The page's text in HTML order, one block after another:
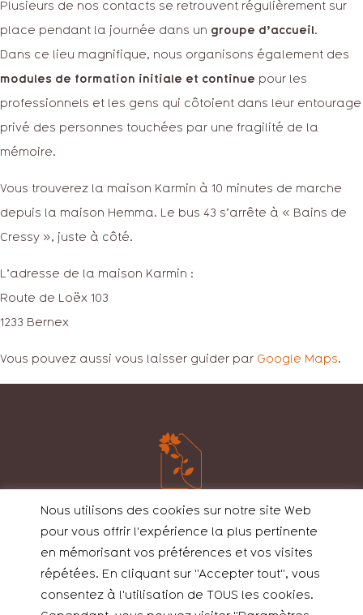
Plusieurs de nos contacts se retrouvent régulièrement sur
place pendant la journée dans un groupe d’accueil.
Dans ce lieu magnifique, nous organisons également des
modules de formation initiale et continue pour les
professionnels et les gens qui côtoient dans leur entourage
privé des personnes touchées par une fragilité de la
mémoire.
Vous trouverez la maison Karmin à 10 minutes de marche
depuis la maison Hemma. Le bus 43 s’arrête à « Bains de
Cressy », juste à côté.
L’adresse de la maison Karmin :
Route de Loëx 103
1233 Bernex
Vous pouvez aussi vous laisser guider par Google Maps.
Chemin de Carabot 17B
1233 Bernex
Nous utilisons des cookies sur notre site Web
pour vous offrir l'expérience la plus pertinente
en mémorisant vos préférences et vos visites
répétées. En cliquant sur "Accepter tout", vous
consentez à l'utilisation de TOUS les cookies.